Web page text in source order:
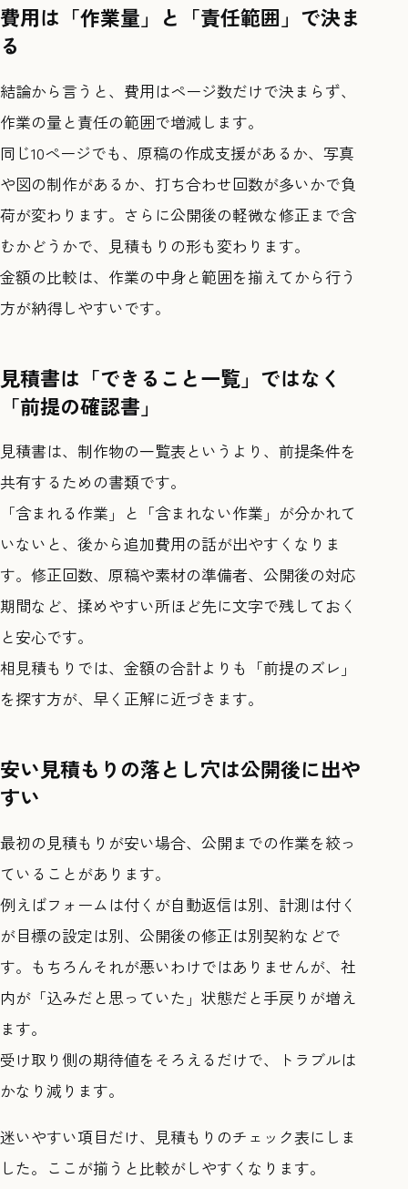
費用は「作業量」と「責任範囲」で決ま
る
結論から言うと、費用はページ数だけで決まらず、
作業の量と責任の範囲で増減します。
同じ10ページでも、原稿の作成支援があるか、写真
や図の制作があるか、打ち合わせ回数が多いかで負
荷が変わります。さらに公開後の軽微な修正まで含
むかどうかで、見積もりの形も変わります。
金額の比較は、作業の中身と範囲を揃えてから行う
方が納得しやすいです。
見積書は「できること一覧」ではなく
「前提の確認書」
見積書は、制作物の一覧表というより、前提条件を
共有するための書類です。
「含まれる作業」と「含まれない作業」が分かれて
いないと、後から追加費用の話が出やすくなりま
す。修正回数、原稿や素材の準備者、公開後の対応
期間など、揉めやすい所ほど先に文字で残しておく
と安心です。
相見積もりでは、金額の合計よりも「前提のズレ」
を探す方が、早く正解に近づきます。
安い見積もりの落とし穴は公開後に出や
すい
最初の見積もりが安い場合、公開までの作業を絞っ
ていることがあります。
例えばフォームは付くが自動返信は別、計測は付く
が目標の設定は別、公開後の修正は別契約などで
す。もちろんそれが悪いわけではありませんが、社
内が「込みだと思っていた」状態だと手戻りが増え
ます。
受け取り側の期待値をそろえるだけで、トラブルは
かなり減ります。
迷いやすい項目だけ、見積もりのチェック表にしま
した。ここが揃うと比較がしやすくなります。